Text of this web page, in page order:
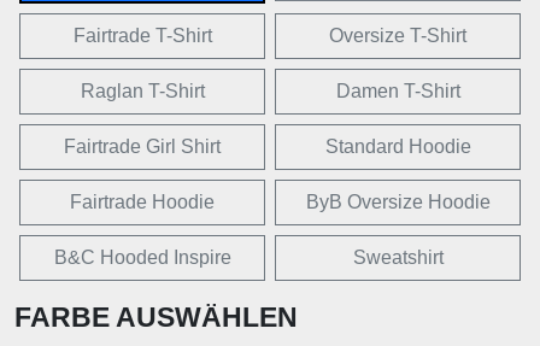
Fairtrade T-Shirt Oversize T-Shirt
Raglan T-Shirt Damen T-Shirt
Fairtrade Girl Shirt Standard Hoodie
Fairtrade Hoodie ByB Oversize Hoodie
B&C Hooded Inspire Sweatshirt
FARBE AUSWÄHLEN